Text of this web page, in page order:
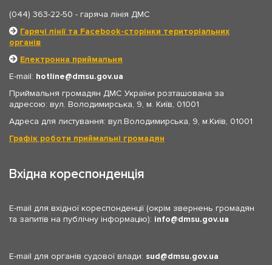
(044) 363-22-50 - гаряча лінія ДМС
Гарячі лінії та Facebook-сторінки територіальних
органів
Електронна приймальня
E-mail: hotline
dmsu.gov.ua
Приймальня громадян ДМС України розташована за
адресою: вул. Володимирська, 9, м. Київ, 01001
Адреса для листування: вул.Володимирська, 9, м.Київ, 01001
Графік роботи приймальні громадян
Вхідна кореспонденція
E-mail для вхідної кореспонденції (окрім звернень громадян
та запитів на публічну інформацію): info dmsu.gov.ua
E-mail для органів судової влади: sud dmsu.gov.ua